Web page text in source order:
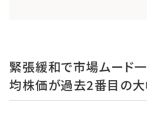
緊張緩和で市場ムード
均株価が過去2番目の